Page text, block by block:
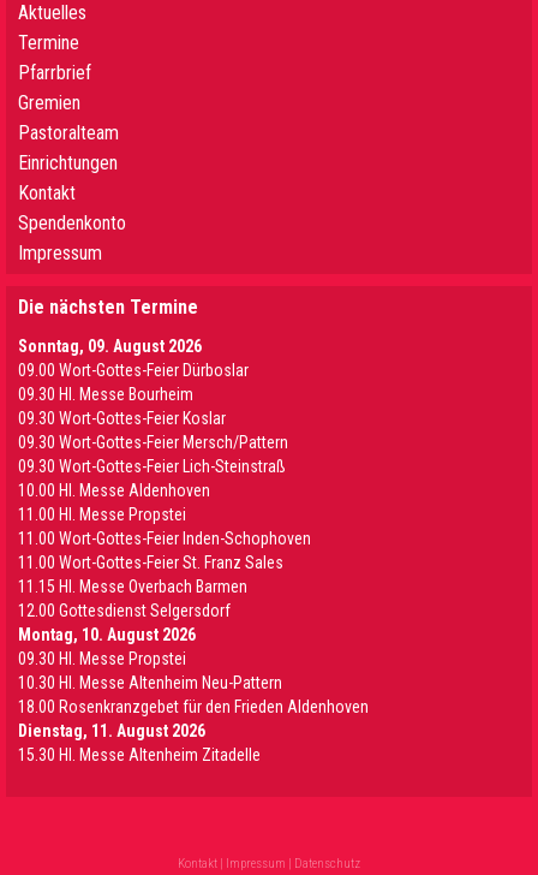
Aktuelles
Termine
Pfarrbrief
Gremien
Pastoralteam
Einrichtungen
Kontakt
Spendenkonto
Impressum
Die nächsten Termine
Sonntag, 09. August 2026
09.00 Wort-Gottes-Feier Dürboslar
09.30 HI. Messe Bourheim
09.30 Wort-Gottes-Feier Koslar
09.30 Wort-Gottes-Feier Mersch/Pattern
09.30 Wort-Gottes-Feier Lich-Steinstraß
10.00 Hl. Messe Aldenhoven
11.00 Hl. Messe Propstei
11.00 Wort-Gottes-Feier Inden-Schophoven
11.00 Wort-Gottes-Feier St. Franz Sales
11.15 Hl. Messe Overbach Barmen
12.00 Gottesdienst Selgersdorf
Montag, 10. August 2026
09.30 Hl. Messe Propstei
10.30 Hl. Messe Altenheim Neu-Pattern
18.00 Rosenkranzgebet für den Frieden Aldenhoven
Dienstag, 11. August 2026
15.30 Hl. Messe Altenheim Zitadelle
Kontakt | Impressum | Datenschutz